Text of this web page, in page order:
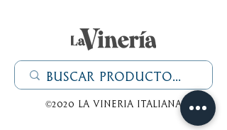
©2020 La Vineria italiana